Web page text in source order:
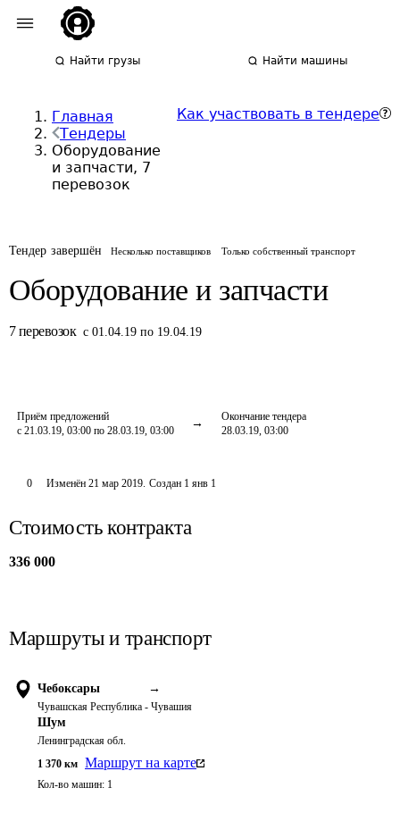
Найти грузы Найти машины
Главная
Тендеры
Оборудование
и запчасти, 7
перевозок
Как участвовать в тендере
Тендер завершён Несколько поставщиков Только собственный транспорт
Оборудование и запчасти
7 перевозок с 01.04.19 по 19.04.19
Приём предложений
с 21.03.19, 03:00 по 28.03.19, 03:00
Окончание тендера
28.03.19, 03:00
0 Изменён 21 мар 2019. Создан 1 янв 1
Стоимость контракта
336 000
Маршруты и транспорт
Чебоксары →
Чувашская Республика - Чувашия
Шум
Ленинградская обл.
1 370 км Маршрут на карте
Кол-во машин: 1